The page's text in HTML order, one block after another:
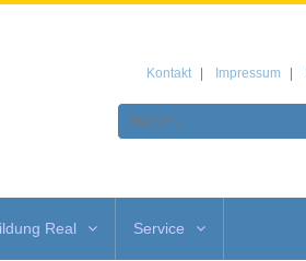
Kontakt Impressum
Real Service